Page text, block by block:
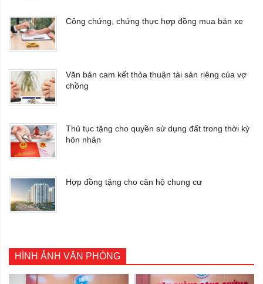
Công chứng, chứng thực hợp đồng mua bán xe
Văn bản cam kết thỏa thuận tài sản riêng của vợ
chồng
Thủ tục tặng cho quyền sử dụng đất trong thời kỳ
hôn nhân
Hợp đồng tặng cho căn hộ chung cư
HÌNH ẢNH VĂN PHÒNG